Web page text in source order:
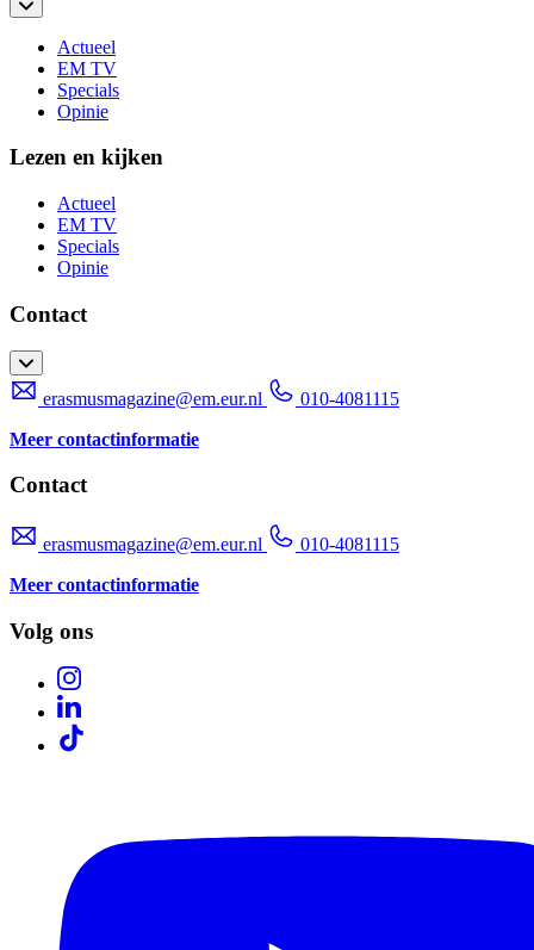
Actueel
EM TV
Specials
Opinie
Lezen en kijken
Actueel
EM TV
Specials
Opinie
Contact
erasmusmagazine@em.eur.nl
010-4081115
Meer contactinformatie
Contact
erasmusmagazine@em.eur.nl
010-4081115
Meer contactinformatie
Volg ons